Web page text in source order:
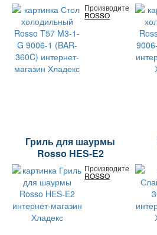
Производитель:
ROSSO
Гриль для шаурмы
Rosso HES-E2
Производитель:
ROSSO